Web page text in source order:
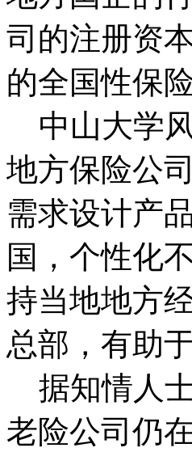
司的注册资
的全国性保
中山大学
地方保险公
需求设计产
国，个性化
持当地地方
总部，有助
据知情人
老险公司仍